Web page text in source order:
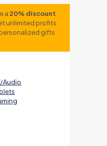
a 20% discount
unlimited profits
gifts
Audio